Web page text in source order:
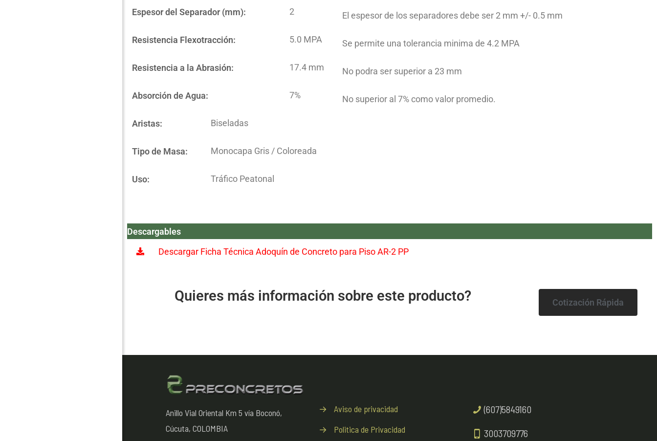
Espesor del Separador (mm): 2 El espesor de los separadores debe ser 2 mm +/- 0.5 mm
Resistencia Flexotracción: 5.0 MPA Se permite una tolerancia minima de 4.2 MPA
Resistencia a la Abrasión: 17.4 mm No podra ser superior a 23 mm
Absorción de Agua: 7% No superior al 7% como valor promedio.
Aristas: Biseladas
Tipo de Masa: Monocapa Gris / Coloreada
Uso: Tráfico Peatonal
Descargables
Descargar Ficha Técnica Adoquín de Concreto para Piso AR-2 PP
Quieres más información sobre este producto? Cotización Rápida
Anillo Vial Oriental Km 5 vía Boconó,
Cúcuta, COLOMBIA
→
Aviso de privacidad
→
Politica de Privacidad
(607)5849160
3003709776